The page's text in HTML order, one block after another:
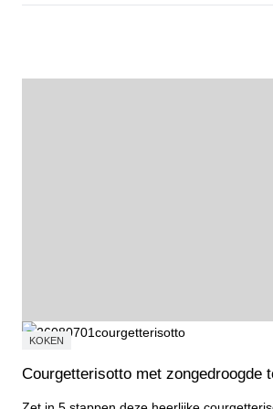
KOKEN
Courgetterisotto met zongedroogde